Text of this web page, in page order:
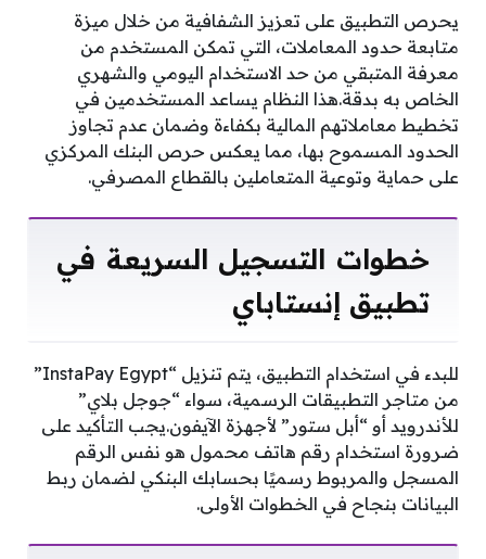
يحرص التطبيق على تعزيز الشفافية من خلال ميزة
متابعة حدود المعاملات، التي تمكن المستخدم من
معرفة المتبقي من حد الاستخدام اليومي والشهري
الخاص به بدقة.هذا النظام يساعد المستخدمين في
تخطيط معاملاتهم المالية بكفاءة وضمان عدم تجاوز
الحدود المسموح بها، مما يعكس حرص البنك المركزي
على حماية وتوعية المتعاملين بالقطاع المصرفي.
خطوات التسجيل السريعة في
تطبيق إنستاباي
للبدء في استخدام التطبيق، يتم تنزيل “InstaPay Egypt”
من متاجر التطبيقات الرسمية، سواء “جوجل بلاي”
للأندرويد أو “أبل ستور” لأجهزة الآيفون.يجب التأكيد على
ضرورة استخدام رقم هاتف محمول هو نفس الرقم
المسجل والمربوط رسميًا بحسابك البنكي لضمان ربط
البيانات بنجاح في الخطوات الأولى.